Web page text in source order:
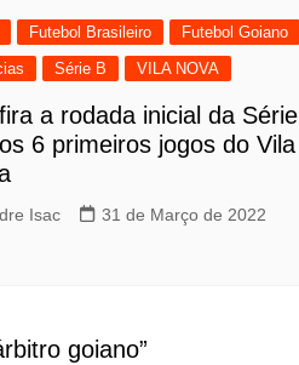
Futebol Brasileiro
Futebol Goiano
Série B VILA NOVA
a rodada inicial da Série
6 primeiros jogos do Vila
Isac
31 de Março de 2022
goiano”